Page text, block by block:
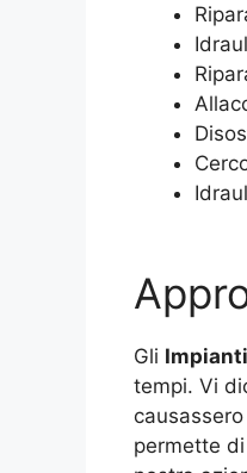
Gli
tempi. Vi
permette